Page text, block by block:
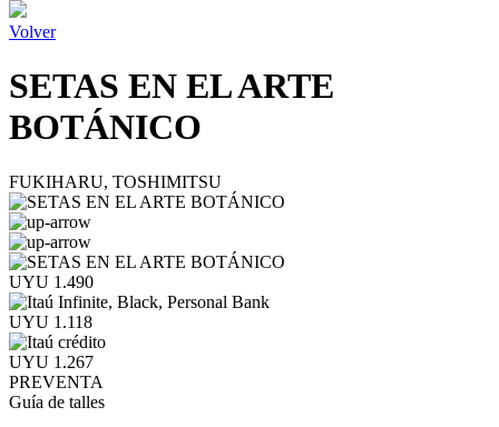
Volver
SETAS EN EL ARTE
BOTÁNICO
FUKIHARU, TOSHIMITSU
UYU 1.490
UYU 1.118
UYU 1.267
PREVENTA
Guía de talles